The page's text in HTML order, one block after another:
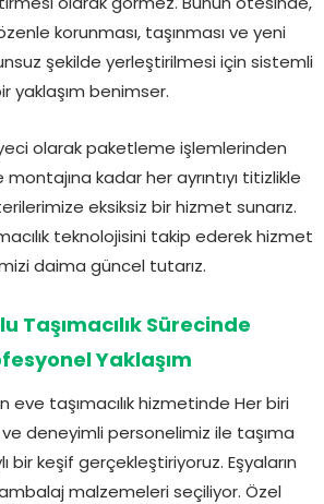
korunması, taşınması ve yeni
şekilde yerleştirilmesi için sistemli
yaklaşım benimser.
olarak paketleme işlemlerinden
kadar her ayrıntıyı titizlikle
eksiksiz bir hizmet sunarız.
teknolojisini takip ederek hizmet
daima güncel tutarız.
Taşımacılık Sürecinde
Yaklaşım
eve taşımacılık hizmetinde Her biri
deneyimli personelimiz ile taşıma
bir keşif gerçekleştiriyoruz. Eşyaların
malzemeleri seçiliyor. Özel